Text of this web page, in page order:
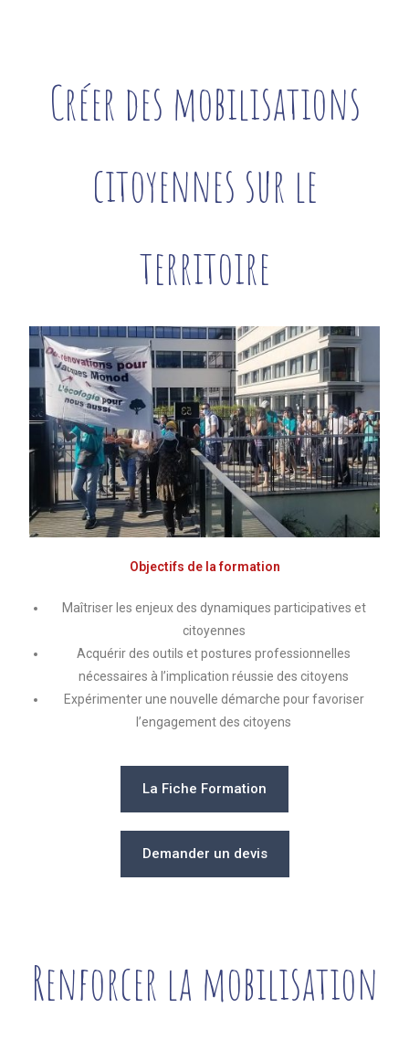
Créer des mobilisations
citoyennes sur le
territoire
Objectifs de la formation
Maîtriser les enjeux des dynamiques participatives et
citoyennes
Acquérir des outils et postures professionnelles
nécessaires à l’implication réussie des citoyens
Expérimenter une nouvelle démarche pour favoriser
l’engagement des citoyens
La Fiche Formation
Demander un devis
Renforcer la mobilisation